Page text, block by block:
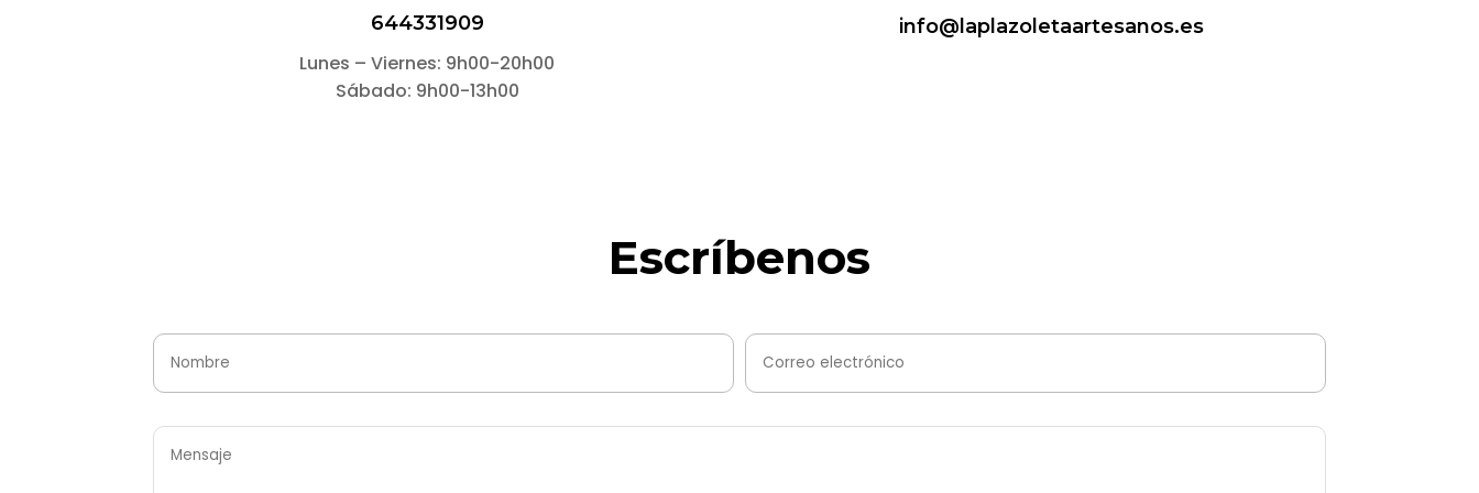
644331909
Lunes – Viernes: 9h00-20h00
Sábado: 9h00-13h00
info@laplazoletaartesanos.es
Escríbenos